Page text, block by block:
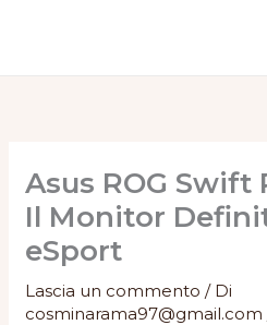
Asus ROG Swift
Il Monitor
eSport
Lascia un commento / Di
cosminarama97@gmail.com